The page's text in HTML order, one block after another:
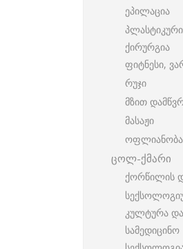
ეპილაცია
პლასტიკური
ქირურგია
ფიტნესი,
რუჯი
მზით
მასაჟი
ოფლიანობა
ცოლ-ქმარი
ქორწილის
კულტურა და
სამედიცინო